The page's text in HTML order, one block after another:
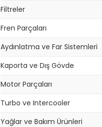
Filtreler
Fren Parçaları
Aydınlatma ve Far Sistemleri
Kaporta ve Dış Gövde
Motor Parçaları
Turbo ve Intercooler
Yağlar ve Bakım Ürünleri